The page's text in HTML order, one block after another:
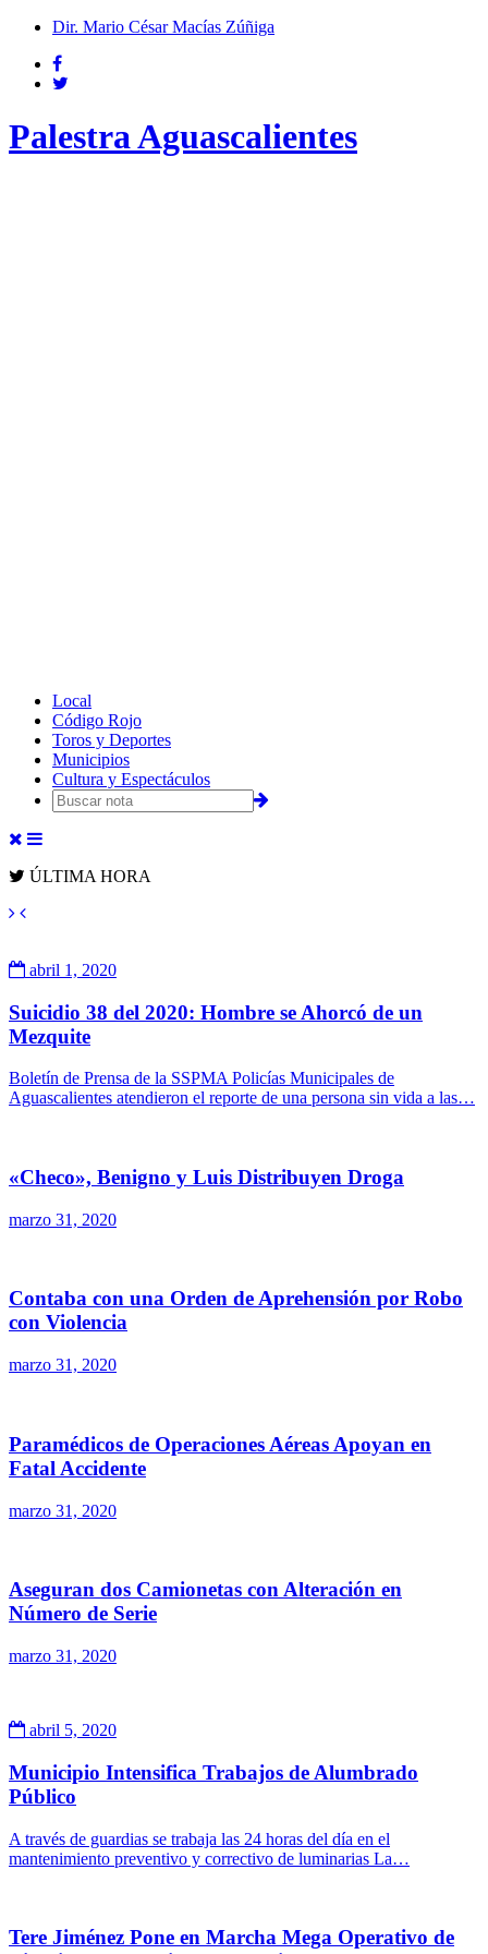
Dir. Mario César Macías Zúñiga
Palestra Aguascalientes
Local
Código Rojo
Toros y Deportes
Municipios
Cultura y Espectáculos
ÚLTIMA HORA
abril 1, 2020
Suicidio 38 del 2020: Hombre se Ahorcó de un
Mezquite
Boletín de Prensa de la SSPMA Policías Municipales de
Aguascalientes atendieron el reporte de una persona sin vida a las…
«Checo», Benigno y Luis Distribuyen Droga
marzo 31, 2020
Contaba con una Orden de Aprehensión por Robo
con Violencia
marzo 31, 2020
Paramédicos de Operaciones Aéreas Apoyan en
Fatal Accidente
marzo 31, 2020
Aseguran dos Camionetas con Alteración en
Número de Serie
marzo 31, 2020
abril 5, 2020
Municipio Intensifica Trabajos de Alumbrado
Público
A través de guardias se trabaja las 24 horas del día en el
mantenimiento preventivo y correctivo de luminarias La…
Tere Jiménez Pone en Marcha Mega Operativo de